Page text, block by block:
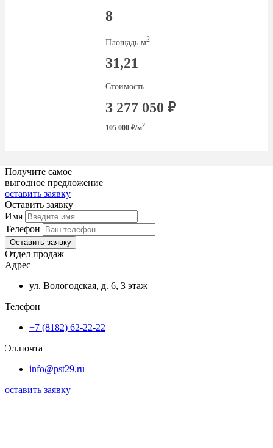
8
Площадь м2
31,21
Стоимость
3 277 050 ₽
105 000 ₽/м2
Получите самое
выгодное предложение
оставить заявку
Оставить заявку
Имя
Телефон
Оставить заявку
Отдел продаж
Адрес
ул. Вологодская, д. 6, 3 этаж
Телефон
+7 (8182) 62-22-22
Эл.почта
info@pst29.ru
оставить заявку